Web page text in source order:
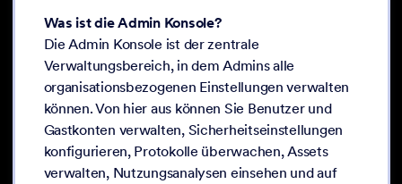
Was ist die Admin Konsole?
Die Admin Konsole ist der zentrale
Verwaltungsbereich, in dem Admins alle
organisationsbezogenen Einstellungen verwalten
können. Von hier aus können Sie Benutzer und
Gastkonten verwalten, Sicherheitseinstellungen
konfigurieren, Protokolle überwachen, Assets
verwalten, Nutzungsanalysen einsehen und auf